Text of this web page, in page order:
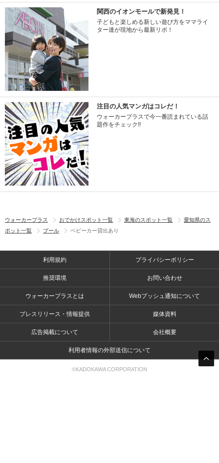
関西のイオンモールで新発見！
子どもと楽しめる新しい遊び方をママライ
ター達が現地から最新リポ！
注目の人気マンガはコレだ！
ウォーカープラスで今一番読まれている話
題作をチェック!!
ウォーカープラス おでかけスポット一覧 東海のスポット一覧
愛知県のス
ポット一覧
プール ベビーカー貸出あり
利用規約 プライバシーポリシー
推奨環境 お問い合わせ
ウォーカープラスとは Webプッシュ通知について
プレスリリース・情報提供 媒体資料
広告掲載について 会社概要
利用者情報の外部送信について
©KADOKAWA CORPORATION